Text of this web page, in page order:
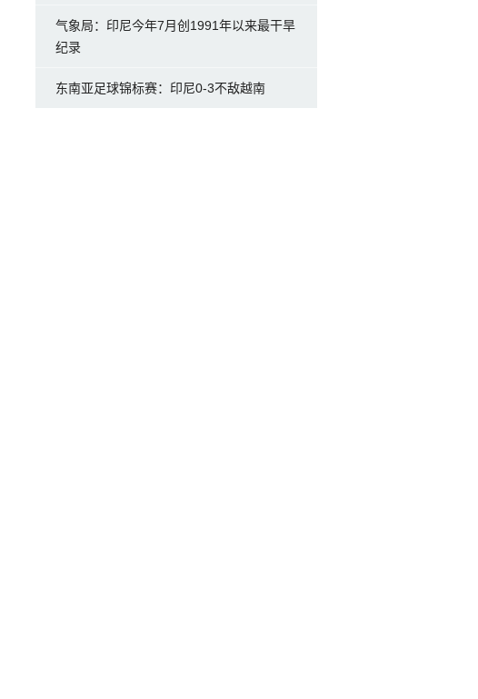
气象局：印尼今年7月创1991年以来最干旱
纪录
东南亚足球锦标赛：印尼0-3不敌越南